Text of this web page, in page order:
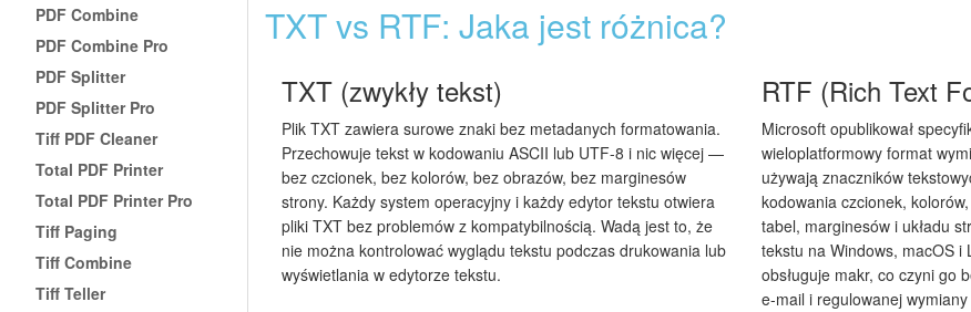
PDF Combine
PDF Combine Pro
PDF Splitter
PDF Splitter Pro
Tiff PDF Cleaner
Total PDF Printer
Total PDF Printer Pro
Tiff Paging
Tiff Combine
Tiff Teller
TXT vs RTF: Jaka jest różnica?
TXT (zwykły tekst)
Plik TXT zawiera surowe znaki bez metadanych formatowania.
Przechowuje tekst w kodowaniu ASCII lub UTF-8 i nic więcej —
bez czcionek, bez kolorów, bez obrazów, bez marginesów
strony. Każdy system operacyjny i każdy edytor tekstu otwiera
pliki TXT bez problemów z kompatybilnością. Wadą jest to, że
nie można kontrolować wyglądu tekstu podczas drukowania lub
wyświetlania w edytorze tekstu.
RTF (Rich Text
Microsoft opublikował
wieloplatformowy format
używają znaczników
kodowania czcionek,
tabel, marginesów i układu
tekstu na Windows, macOS i
obsługuje makr, co czyni go
e-mail i regulowanej